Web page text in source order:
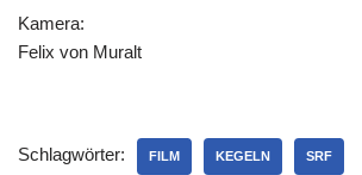
Kamera:
Felix von Muralt
Schlagwörter: FILM KEGELN SRF